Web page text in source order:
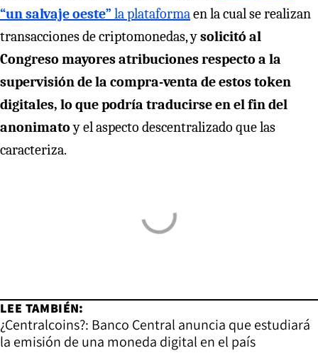
“un salvaje oeste” la plataforma en la cual se realizan
transacciones de criptomonedas, ysolicitó al
Congreso mayores atribuciones respecto a la
supervisión de la compra-venta de estos token
digitales, lo que podría traducirse en el fin del
anonimatoy el aspecto descentralizado que las
caracteriza.
LEE TAMBIÉN:
¿Centralcoins?: Banco Central anuncia que estudiará
la emisión de una moneda digital en el país